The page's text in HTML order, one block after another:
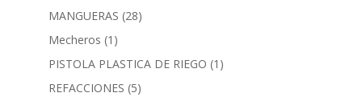
MANGUERAS (28)
Mecheros (1)
PISTOLA PLASTICA DE RIEGO (1)
REFACCIONES (5)